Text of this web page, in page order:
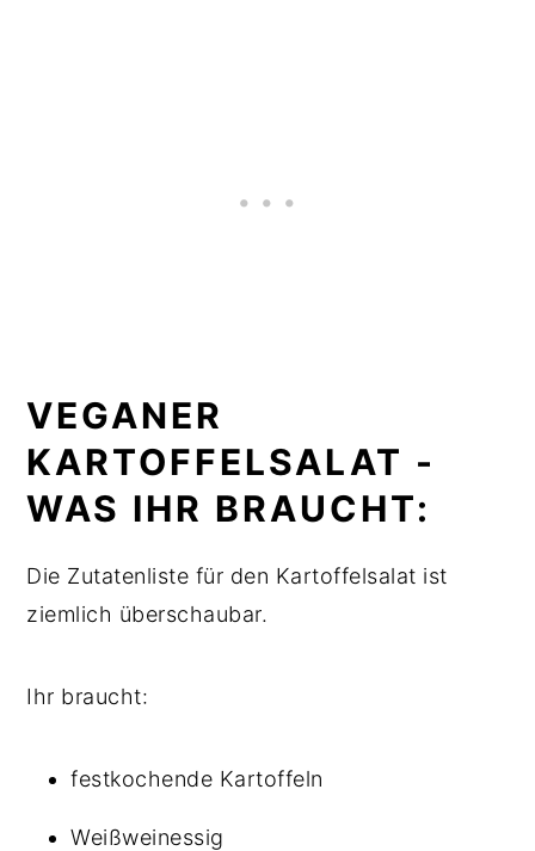
VEGANER
KARTOFFELSALAT -
WAS IHR BRAUCHT:
Die Zutatenliste für den Kartoffelsalat ist
ziemlich überschaubar.
Ihr braucht:
festkochende Kartoffeln
Weißweinessig